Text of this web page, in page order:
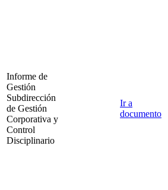
Informe de
Gestión
Subdirección
de Gestión
Corporativa y
Control
Disciplinario
Ir a
documento